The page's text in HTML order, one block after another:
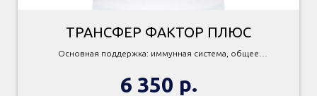
ТРАНСФЕР ФАКТОР ПЛЮС
Основная поддержка: иммунная система, общее
6 350 р.